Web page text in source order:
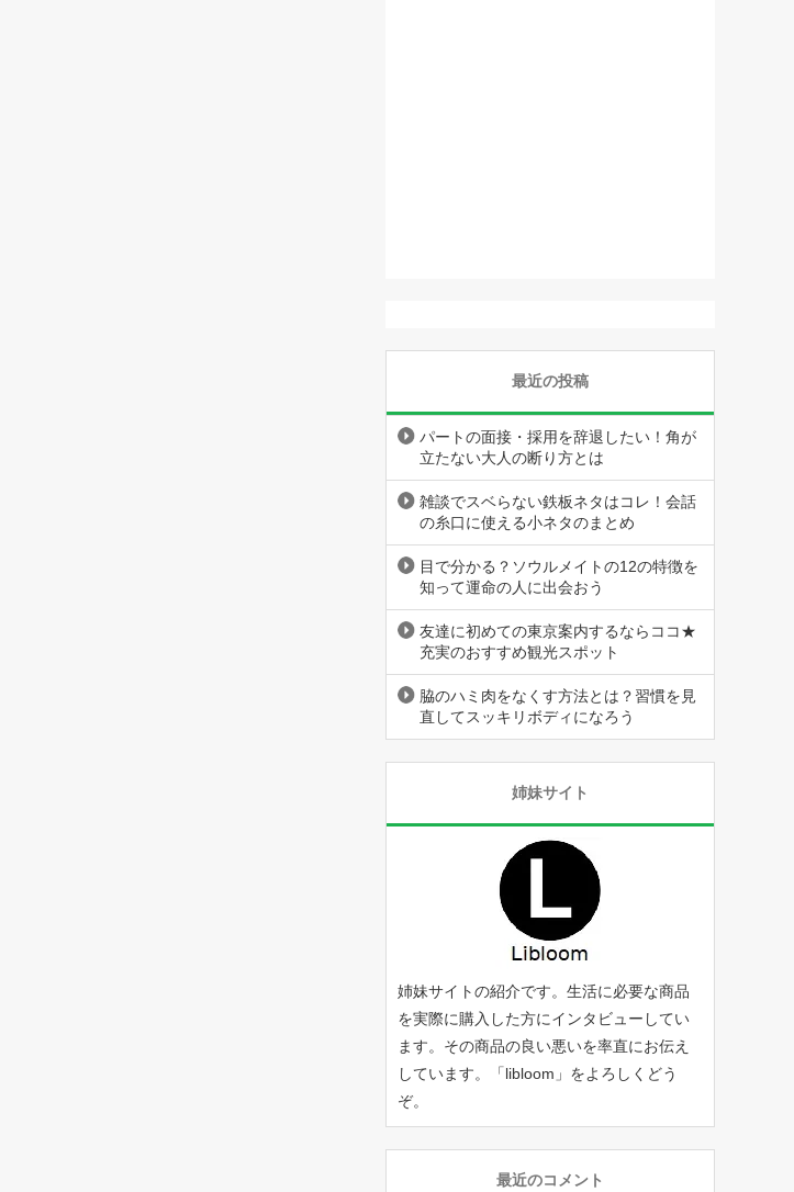
最近の投稿
パートの面接・採用を辞退したい！角が
立たない大人の断り方とは
雑談でスベらない鉄板ネタはコレ！会話
の糸口に使える小ネタのまとめ
目で分かる？ソウルメイトの12の特徴を
知って運命の人に出会おう
友達に初めての東京案内するならココ★
充実のおすすめ観光スポット
脇のハミ肉をなくす方法とは？習慣を見
直してスッキリボディになろう
姉妹サイト
姉妹サイトの紹介です。生活に必要な商品
を実際に購入した方にインタビューしてい
ます。その商品の良い悪いを率直にお伝え
しています。「libloom 」をよろしくどう
ぞ。
最近のコメント